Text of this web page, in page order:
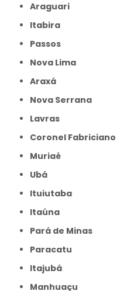
Araguari
Itabira
Passos
Nova Lima
Araxá
Nova Serrana
Lavras
Coronel Fabriciano
Muriaé
Ubá
Ituiutaba
Itaúna
Pará de Minas
Paracatu
Itajubá
Manhuaçu